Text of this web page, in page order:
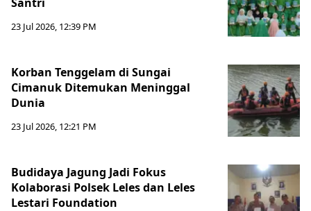
23 Jul 2026, 12:39 PM
Korban Tenggelam di Sungai
Cimanuk Ditemukan Meninggal
Dunia
23 Jul 2026, 12:21 PM
Budidaya Jagung Jadi Fokus
Kolaborasi Polsek Leles dan Leles
Lestari Foundation